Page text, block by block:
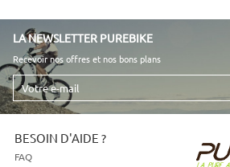
LA NEWSLETTER PUREBIKE
Recevoir nos offres et nos bons plans
Votre
e-
mail
BESOIN D'AIDE ?
FAQ